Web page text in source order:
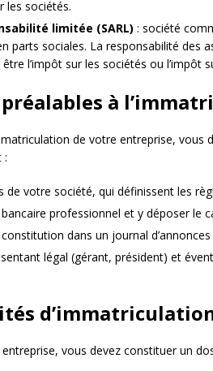
les sociétés.
limitée (SARL) : société
parts sociales. La responsabilité des
l’impôt sur les sociétés ou l’impôt
préalables à
de votre entreprise, vous
:
de votre société, qui définissent les
professionnel et y déposer le
dans un journal d’annonces
légal (gérant, président) et
vous devez constituer un